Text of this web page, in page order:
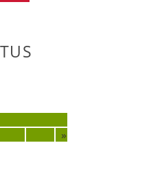
»